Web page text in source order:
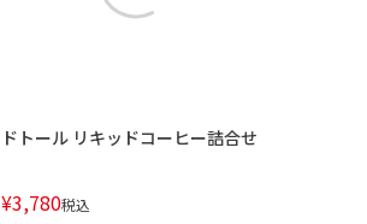
ドトール リキッドコーヒー詰合せ
¥3,780税込